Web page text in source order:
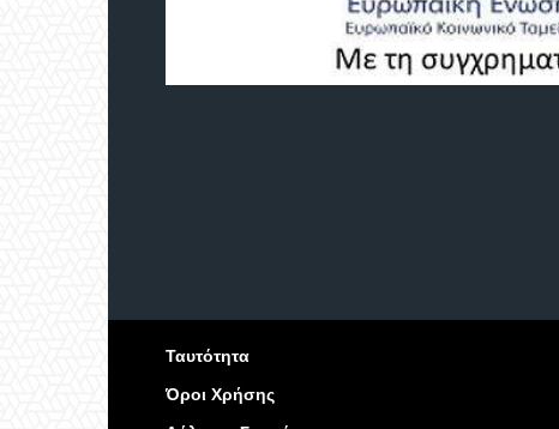
Ταυτότητα
Όροι Χρήσης